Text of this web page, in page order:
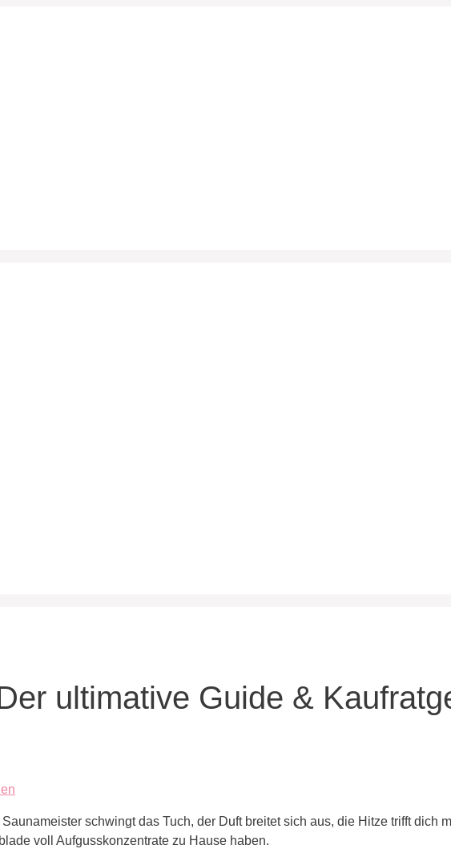
ultimative Guide &
schwingt das Tuch, der Duft breitet sich aus, die Hitze trifft dich
voll Aufgusskonzentrate zu Hause haben.